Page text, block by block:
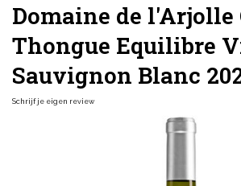
Domaine de l'Arjolle
Thongue Equilibre
Sauvignon Blanc
Schrijf je eigen review